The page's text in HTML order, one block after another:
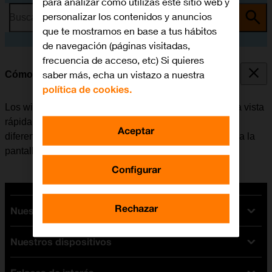
Busca por problema o tema
Cómo utilizar los widgets
Los widgets del móvil se pueden utilizar para tener una vista
rápida de las apps favoritas. Es posible elegir entre
diferentes tamaños de widgets, agruparlos y añadirlos a la
pantalla de inicio.
Nuestras tarifas
Tarifas Orange
Tarifas fibra y móvil
Nuestros dispositivos
personalizar los contenidos y anuncios
que te mostramos en base a tus hábitos
de navegación (páginas visitadas,
frecuencia de acceso, etc) Si quieres
saber más, echa un vistazo a nuestra
política de cookies.
Configurar
Rechazar
Aceptar